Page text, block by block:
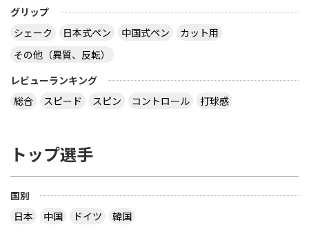
グリップ
シェーク
日本式ペン 中国式ペン
カット用
その他（異質、反転）
レビューランキング
総合
スピード スピン コントロール 打球感
トップ選手
国別
日本
中国 ドイツ
韓国